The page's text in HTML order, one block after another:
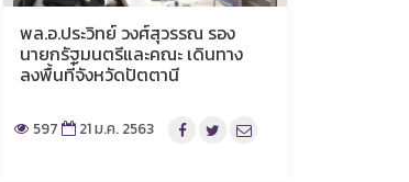
พล.อ.ประวิทย์ วงศ์สุวรรณ รอง
นายกรัฐมนตรีและคณะ เดินทาง
ลงพื้นที่จังหวัดปัตตานี
597 21 ม.ค. 2563